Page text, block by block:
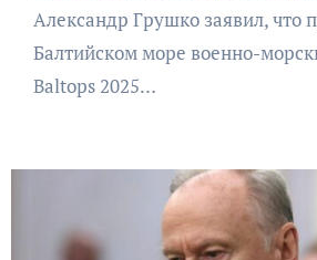
Александр Грушко заявил, что
Балтийском море военно-
Baltops 2025…